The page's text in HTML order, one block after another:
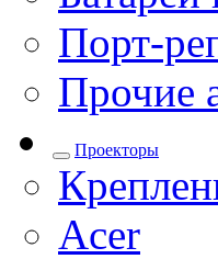
Порт-
Прочие
Проекторы
Acer